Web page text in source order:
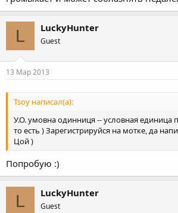
L LuckyHunter
Guest
13 Мар 2013
Tsoy написал(а):
У.О. умовна одинниця -- условная единица
то есть ) Зарегистрируйся на мотке, да
Цой )
Попробую :)
L LuckyHunter
Guest